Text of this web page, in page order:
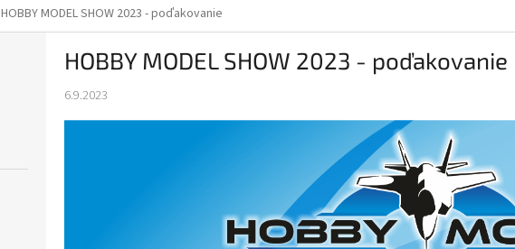
HOBBY MODEL SHOW 2023 - poďakovanie
HOBBY MODEL SHOW 2023 - poďakovanie
6.9.2023